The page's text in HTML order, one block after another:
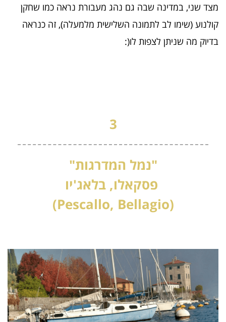
מצד שני, במדינה שבה גם נהג מעבורת נראה כמו שחקן
קולנוע (שימו לב לתמונה השלישית מלמעלה), זה כנראה
בדיוק מה שניתן לצפות לו(:
3
"נמל המדרגות"
פסקאלו, בלאג'יו
(Pescallo, Bellagio)